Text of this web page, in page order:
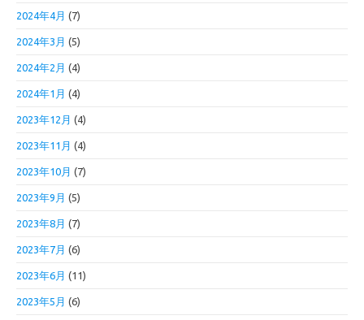
2024年4月 (7)
2024年3月 (5)
2024年2月 (4)
2024年1月 (4)
2023年12月 (4)
2023年11月 (4)
2023年10月 (7)
2023年9月 (5)
2023年8月 (7)
2023年7月 (6)
2023年6月 (11)
2023年5月 (6)